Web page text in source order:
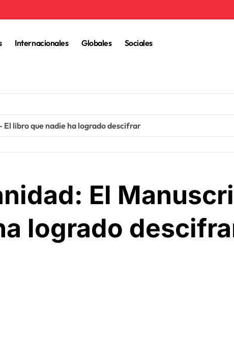
Internacionales Globales Sociales
El libro que nadie ha logrado descifrar
El
logrado